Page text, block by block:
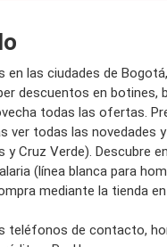
las ciudades de
en botines,
todas las ofertas.
todas las novedades
Cruz Verde).
(línea blanca para
mediante la tienda
teléfonos de contacto,